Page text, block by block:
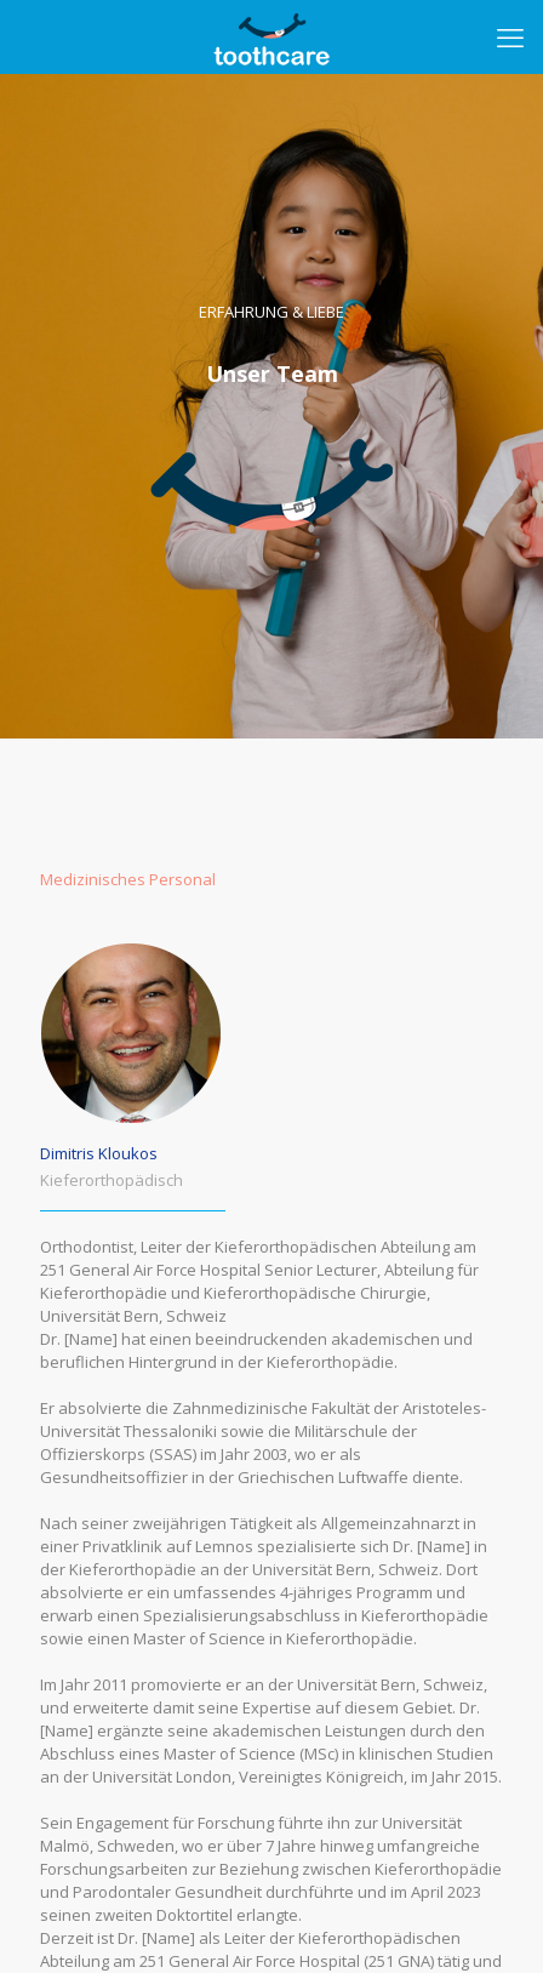
ERFAHRUNG & LIEBE
Unser Team
Μedizinisches Personal
Dimitris Kloukos
Κieferorthopädisch
Orthodontist, Leiter der Kieferorthopädischen Abteilung am
251 General Air Force Hospital Senior Lecturer, Abteilung für
Kieferorthopädie und Kieferorthopädische Chirurgie,
Universität Bern, Schweiz
Dr. [Name] hat einen beeindruckenden akademischen und
beruflichen Hintergrund in der Kieferorthopädie.
Er absolvierte die Zahnmedizinische Fakultät der Aristoteles-
Universität Thessaloniki sowie die Militärschule der
Offizierskorps (SSAS) im Jahr 2003, wo er als
Gesundheitsoffizier in der Griechischen Luftwaffe diente.
Nach seiner zweijährigen Tätigkeit als Allgemeinzahnarzt in
einer Privatklinik auf Lemnos spezialisierte sich Dr. [Name] in
der Kieferorthopädie an der Universität Bern, Schweiz. Dort
absolvierte er ein umfassendes 4-jähriges Programm und
erwarb einen Spezialisierungsabschluss in Kieferorthopädie
sowie einen Master of Science in Kieferorthopädie.
Im Jahr 2011 promovierte er an der Universität Bern, Schweiz,
und erweiterte damit seine Expertise auf diesem Gebiet. Dr.
[Name] ergänzte seine akademischen Leistungen durch den
Abschluss eines Master of Science (MSc) in klinischen Studien
an der Universität London, Vereinigtes Königreich, im Jahr 2015.
Sein Engagement für Forschung führte ihn zur Universität
Malmö, Schweden, wo er über 7 Jahre hinweg umfangreiche
Forschungsarbeiten zur Beziehung zwischen Kieferorthopädie
und Parodontaler Gesundheit durchführte und im April 2023
seinen zweiten Doktortitel erlangte.
Derzeit ist Dr. [Name] als Leiter der Kieferorthopädischen
Abteilung am 251 General Air Force Hospital (251 GNA) tätig und